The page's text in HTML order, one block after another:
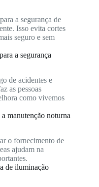
a segurança de
Isso evita cortes
seguro e sem
a segurança
de acidentes e
as pessoas
como vivemos
manutenção noturna
o fornecimento de
ajudam na
de iluminação